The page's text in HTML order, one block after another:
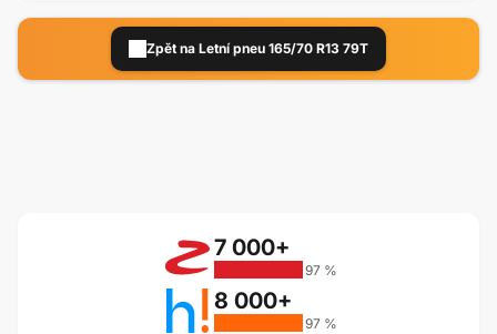
Zpět na Letní pneu 165/70 R13 79T
7 000+
97 %
8 000+
97 %